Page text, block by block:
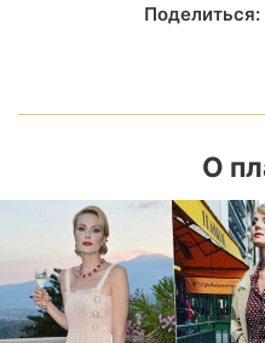
Поделиться:
О